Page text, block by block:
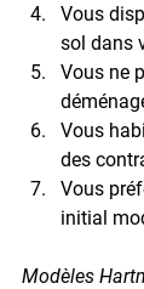
Vous
sol dans
Vous ne
Vous
des
Vous
initial
Modèles